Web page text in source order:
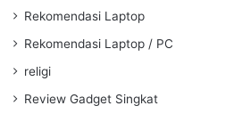
Rekomendasi Laptop
Rekomendasi Laptop / PC
religi
Review Gadget Singkat